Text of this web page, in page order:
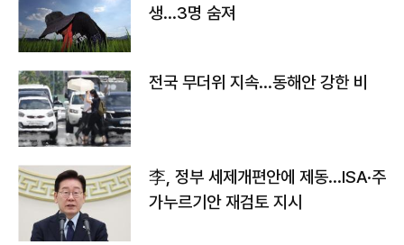
생…3명 숨져
전국 무더위 지속…동해안 강한 비
李, 정부 세제개편안에 제동…ISA·주
가누르기안 재검토 지시